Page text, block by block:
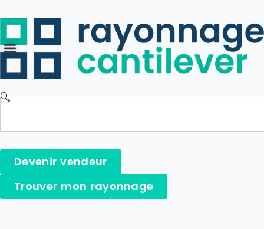
Devenir vendeur
Trouver mon rayonnage